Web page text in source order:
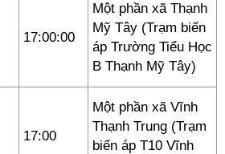
17:00:00
Một phần xã Thạnh
Mỹ Tây (Trạm biến
áp Trường Tiểu Học
B Thạnh Mỹ Tây)
17:00
Một phần xã Vĩnh
Thạnh Trung (Trạm
biến áp T10 Vĩnh